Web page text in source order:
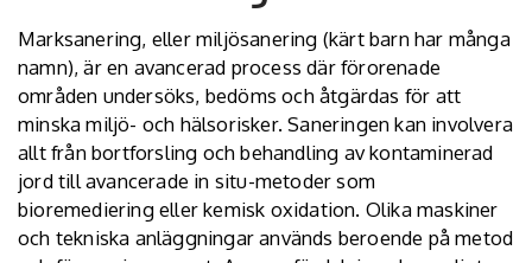
Marksanering, eller miljösanering (kärt barn har många
namn), är en avancerad process där förorenade
områden undersöks, bedöms och åtgärdas för att
minska miljö- och hälsorisker. Saneringen kan involvera
allt från bortforsling och behandling av kontaminerad
jord till avancerade in situ-metoder som
bioremediering eller kemisk oxidation. Olika maskiner
och tekniska anläggningar används beroende på metod